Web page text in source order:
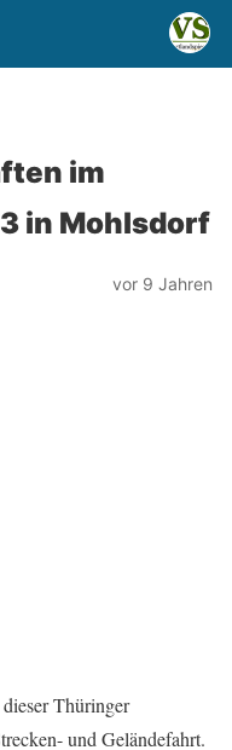
im
in Mohlsdorf
vor 9 Jahren
Thüringer
und Geländefahrt.